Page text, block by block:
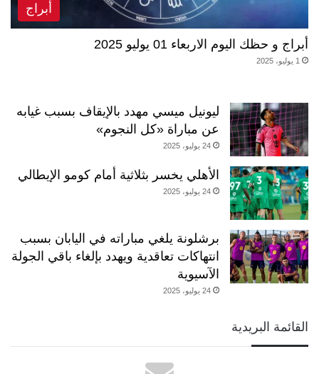
أبراج
أبراج و حظك اليوم الاربعاء 01 يوليو 2025
1 يوليو، 2025
ليونيل ميسي مهدد بالإيقاف بسبب غيابه
عن مباراة «كل النجوم»
24 يوليو، 2025
الأهلي يخسر بثلاثية أمام كومو الإيطالي
24 يوليو، 2025
برشلونة يلغي مباراته في اليابان بسبب
انتهاكات تعاقدية ويهدد بإلغاء باقي الجولة
الآسيوية
24 يوليو، 2025
القائمة البريدية